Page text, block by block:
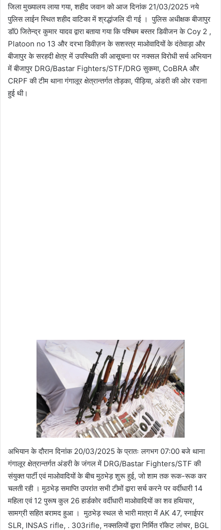
जिला मुख्यालय लाया गया, शहीद जवान को आज दिनांक 21/03/2025 नये
पुलिस लाईन स्थित शहीद वाटिका में श्रद्धांजलि दी गई । पुलिस अधीक्षक बीजापुर
डॉ0 जितेन्द्र कुमार यादव द्वारा बताया गया कि पश्चिम बस्तर डिवीजन के Coy 2 ,
Platoon no 13 और दरभा डिवीज़न के सशस्त्र माओवादियों के दंतेवाड़ा और
बीजापुर के सरहदी क्षेत्र में उपस्थिति की आसूचना पर नक्सल विरोधी सर्च अभियान
में बीजापुर DRG/Bastar Fighters/STF/DRG सुकमा, CoBRA और
CRPF की टीम थाना गंगालूर क्षेत्रान्तर्गत तोड़का, पीड़िया, अंडरी की ओर रवाना
हुई थी।
अभियान के दौरान दिनांक 20/03/2025 के प्रातः लगभग 07:00 बजे थाना
गंगालूर क्षेत्रान्तर्गत अंडरी के जंगल में DRG/Bastar Fighters/STF की
संयुक्त पार्टी एवं माओवादियों के बीच मुठभेड़ शुरू हुई, जो शाम तक रूक-रूक कर
चलती रही । मुठभेड़ समाप्ति उपरांत सभी टीमों द्वारा सर्च करने पर वर्दीधारी 14
महिला एवं 12 पुरूष कुल 26 हार्डकोर वर्दीधारी माओवादियों का शव हथियार,
सामग्री सहित बरामद हुआ । मुठभेड़ स्थल से भारी मात्रा में AK 47, स्नाईपर
SLR, INSAS rifle, . 303rifle, नक्सलियों द्वारा निर्मित रॉकेट लांचर, BGL